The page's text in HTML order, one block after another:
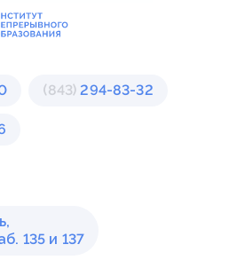
(843) 294-83-32
135 и 137